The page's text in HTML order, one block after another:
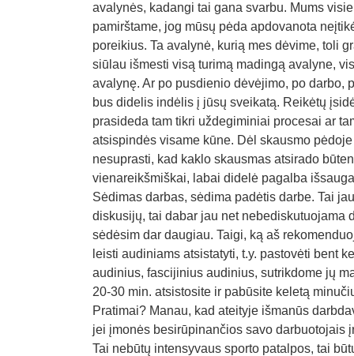
avalynės, kadangi tai gana svarbu. Mums
pamirštame, jog mūsų pėda apdovanota
poreikius. Ta avalynė, kurią mes dėvime, toli
siūlau išmesti visą turimą madingą avalyne,
avalynę. Ar po pusdienio dėvėjimo, po darbo,
bus didelis indėlis į jūsų sveikatą. Reikėtų
prasideda tam tikri uždegiminiai procesai ar
atsispindės visame kūne. Dėl skausmo
nesuprasti, kad kaklo skausmas atsirado
vienareikšmiškai, labai didelė pagalba
Sėdimas darbas, sėdima padėtis darbe. Tai
diskusijų, tai dabar jau net nebediskutuojama
sėdėsim dar daugiau. Taigi, ką aš
leisti audiniams atsistatyti, t.y. pastovėti bent
audinius, fascijinius audinius, sutrikdome jų
20-30 min. atsistosite ir pabūsite keletą
Pratimai? Manau, kad ateityje išmanūs
jei įmonės besirūpinančios savo darbuotojais
Tai nebūtų intensyvaus sporto patalpos, tai